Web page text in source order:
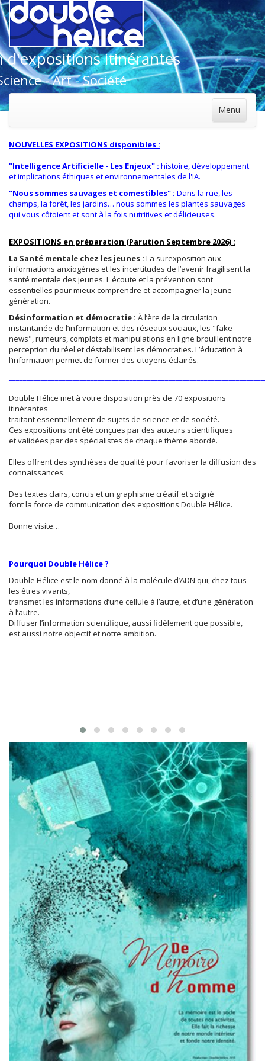
d'expositions itinérantes
- Art - Société
Menu
NOUVELLES EXPOSITIONS disponibles :
"Intelligence Artificielle - Les Enjeux" : histoire, développement
et implications éthiques et environnementales de l'IA.
"Nous sommes sauvages et comestibles" : Dans la rue, les
champs, la forêt, les jardins… nous sommes les plantes sauvages
qui vous côtoient et sont à la fois nutritives et délicieuses.
EXPOSITIONS en préparation (Parution Septembre 2026) :
La Santé mentale chez les jeunes : La surexposition aux
informations anxiogènes et les incertitudes de l’avenir fragilisent la
santé mentale des jeunes. L'écoute et la prévention sont
essentielles pour mieux comprendre et accompagner la jeune
génération.
Désinformation et démocratie : À l’ère de la circulation
instantanée de l’information et des réseaux sociaux, les "fake
news", rumeurs, complots et manipulations en ligne brouillent notre
perception du réel et déstabilisent les démocraties. L’éducation à
l’information permet de former des citoyens éclairés.
Double Hélice met à votre disposition près de 70 expositions
itinérantes
traitant essentiellement de sujets de science et de société.
Ces expositions ont été conçues par des auteurs scientifiques
et validées par des spécialistes de chaque thème abordé.
Elles offrent des synthèses de qualité pour favoriser la diffusion des
connaissances.
Des textes clairs, concis et un graphisme créatif et soigné
font la force de communication des expositions Double Hélice.
Bonne visite…
Pourquoi Double Hélice ?
Double Hélice est le nom donné à la molécule d’ADN qui, chez tous
les êtres vivants,
transmet les informations d’une cellule à l’autre, et d’une génération
à l’autre.
Diffuser l’information scientifique, aussi fidèlement que possible,
est aussi notre objectif et notre ambition.